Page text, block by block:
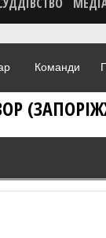
Команди